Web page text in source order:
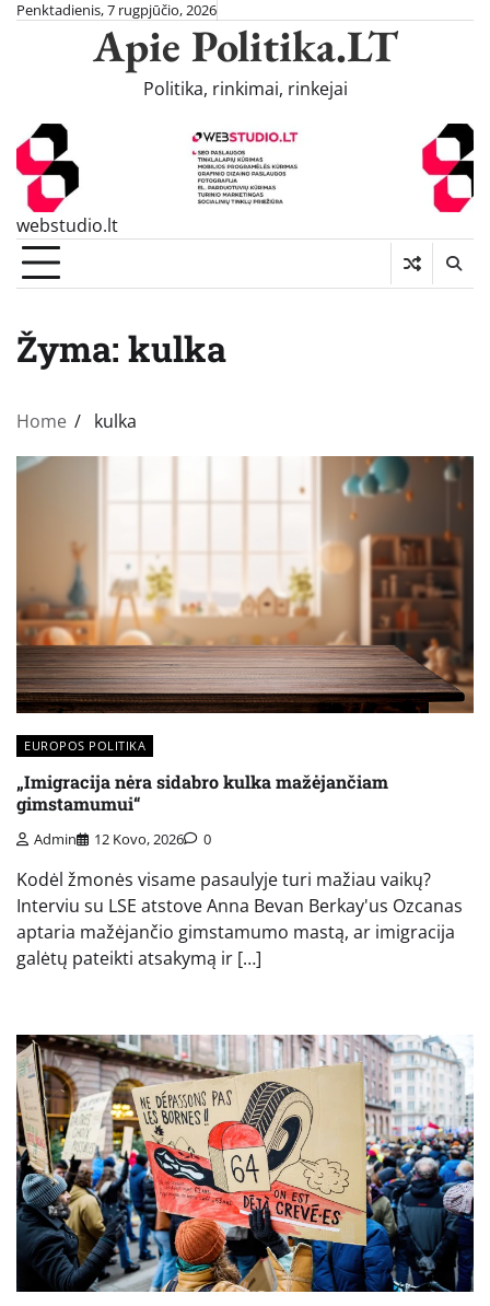
SkipPenktadienis, 7 rugpjūčio, 2026
Apie Politika.LT
Politika, rinkimai, rinkejai
webstudio.lt
Žyma: kulka
Home kulka
EUROPOS POLITIKA
„Imigracija nėra sidabro kulka mažėjančiam
gimstamumui“
Admin 12 Kovo, 2026 0
Kodėl žmonės visame pasaulyje turi mažiau vaikų?
Interviu su LSE atstove Anna Bevan Berkay'us Ozcanas
aptaria mažėjančio gimstamumo mastą, ar imigracija
galėtų pateikti atsakymą ir […]